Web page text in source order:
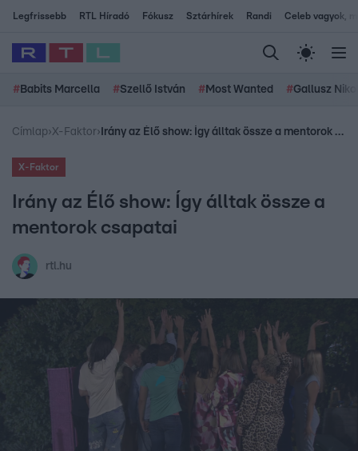
Legfrissebb RTL Híradó Fókusz Sztárhírek Randi Celeb vagyok,
# Babits Marcella #Szellő István # Most Wanted #Gallusz
Címlap›X-Faktor› Irány az Élő show: Így álltak össze a mentorok csapatai
X-Faktor
Irány az Élő show: Így álltak össze a
mentorok csapatai
rtl.hu